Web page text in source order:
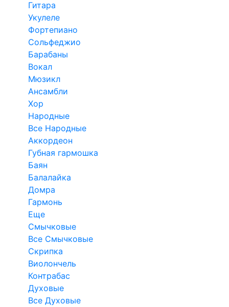
Гитара
Укулеле
Фортепиано
Сольфеджио
Барабаны
Вокал
Мюзикл
Ансамбли
Хор
Народные
Все Народные
Аккордеон
Губная гармошка
Баян
Балалайка
Домра
Гармонь
Еще
Смычковые
Все Смычковые
Скрипка
Виолончель
Контрабас
Духовые
Все Духовые